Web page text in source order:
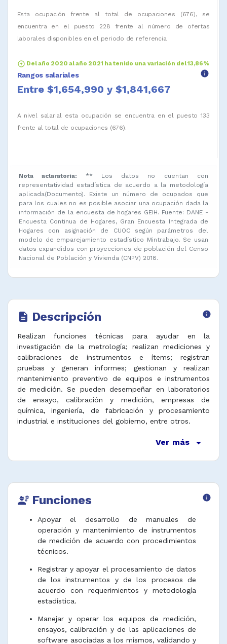
Esta ocupación frente al total de ocupaciones (676), se
encuentra en el puesto 228 frente al número de ofertas
laborales disponibles en el periodo de referencia.
arrow_circle_up Del año 2020 al año 2021 ha tenido una variación del 13,86%
Rangos salariales info
Entre $1,654,990 y $1,841,667
A nivel salarial esta ocupación se encuentra en el puesto 133
frente al total de ocupaciones (676).
Nota aclaratoria:
** Los datos no cuentan con
representatividad estadística de acuerdo a la metodología
aplicada(Documento). Existe un número de ocupados que
para los cuales no es posible asociar una ocupación dada la
información de la encuesta de hogares GEIH. Fuente: DANE -
Encuesta Continua de Hogares, Gran Encuesta Integrada de
Hogares con asignación de CUOC según parámetros del
modelo de emparejamiento estadístico Mintrabajo. Se usan
datos expandidos con proyecciones de población del Censo
Nacional de Población y Vivienda (CNPV) 2018.
description Descripción info
Realizan funciones técnicas para ayudar en la
investigación de la metrología; realizan mediciones y
calibraciones de instrumentos e ítems; registran
pruebas y generan informes; gestionan y realizan
mantenimiento preventivo de equipos e instrumentos
de medición. Se pueden desempeñar en laboratorios
de ensayo, calibración y medición, empresas de
química, ingeniería, de fabricación y procesamiento
industrial e instituciones del gobierno, entre otros.
Ver más arrow_drop_down
engineering Funciones info
Apoyar el desarrollo de manuales de
operación y mantenimiento de instrumentos
de medición de acuerdo con procedimientos
técnicos.
Registrar y apoyar el procesamiento de datos
de los instrumentos y de los procesos de
acuerdo con requerimientos y metodología
estadística.
Manejar y operar los equipos de medición,
ensayos, calibración y de las aplicaciones de
software asociadas a los mismos, validando y